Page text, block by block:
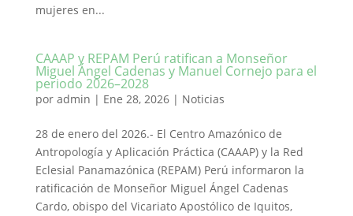
mujeres en...
CAAAP y REPAM Perú ratifican a Monseñor
Miguel Ángel Cadenas y Manuel Cornejo para el
periodo 2026–2028
por admin | Ene 28, 2026| Noticias
28 de enero del 2026.- El Centro Amazónico de
Antropología y Aplicación Práctica (CAAAP) y la Red
Eclesial Panamazónica (REPAM) Perú informaron la
ratificación de Monseñor Miguel Ángel Cadenas
Cardo, obispo del Vicariato Apostólico de Iquitos,